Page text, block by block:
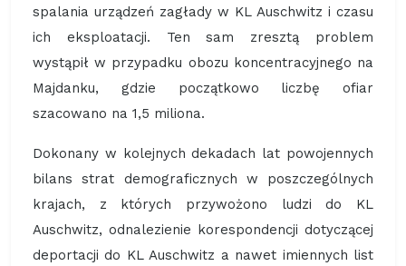
spalania urządzeń zagłady w KL Auschwitz i czasu
ich eksploatacji. Ten sam zresztą problem
wystąpił w przypadku obozu koncentracyjnego na
Majdanku, gdzie początkowo liczbę ofiar
szacowano na 1,5 miliona.
Dokonany w kolejnych dekadach lat powojennych
bilans strat demograficznych w poszczególnych
krajach, z których przywożono ludzi do KL
Auschwitz, odnalezienie korespondencji dotyczącej
deportacji do KL Auschwitz a nawet imiennych list